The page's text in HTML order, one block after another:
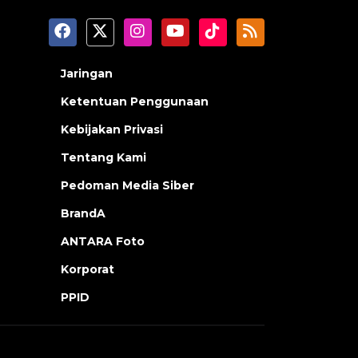
Jaringan
Ketentuan Penggunaan
Kebijakan Privasi
Tentang Kami
Pedoman Media Siber
BrandA
ANTARA Foto
Korporat
PPID